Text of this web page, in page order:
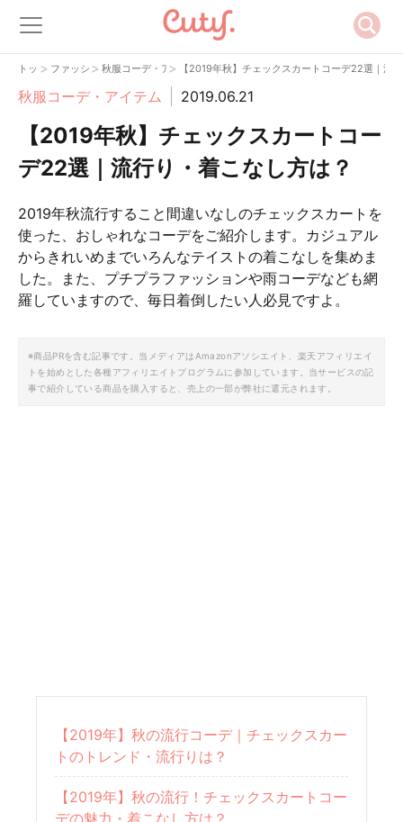
トップ
> ファッション
> 秋服コーデ・アイテム
> 【2019年秋】チェックスカートコーデ22選｜流
秋服コーデ・アイテム 2019.06.21
【2019年秋】チェックスカートコー
デ22選｜流行り・着こなし方は？
2019年秋流行すること間違いなしのチェックスカートを
使った、おしゃれなコーデをご紹介します。カジュアル
からきれいめまでいろんなテイストの着こなしを集めま
した。また、プチプラファッションや雨コーデなども網
羅していますので、毎日着倒したい人必見ですよ。
※商品PRを含む記事です。当メディアはAmazonアソシエイト、楽天アフィリエイ
トを始めとした各種アフィリエイトプログラムに参加しています。当サービスの記
事で紹介している商品を購入すると、売上の一部が弊社に還元されます。
【2019年】秋の流行コーデ｜チェックスカー
トのトレンド・流行りは？
【2019年】秋の流行！チェックスカートコー
デの魅力・着こなし方は？